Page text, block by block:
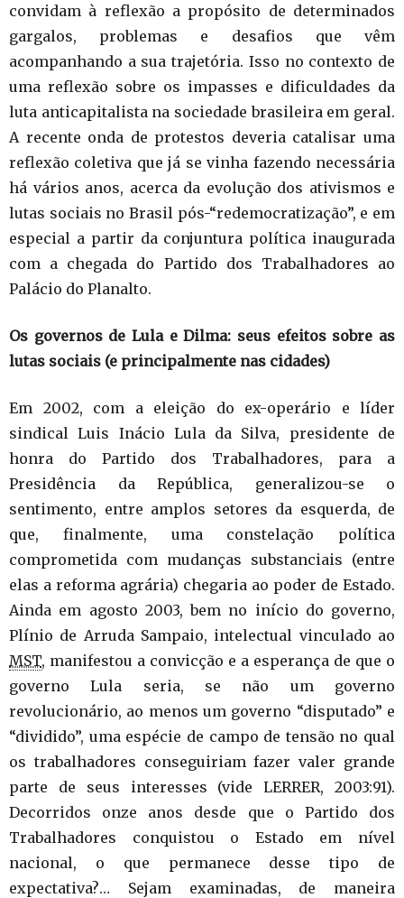
convidam à reflexão a propósito de determinados
gargalos, problemas e desafios que vêm
acompanhando a sua trajetória. Isso no contexto de
uma reflexão sobre os impasses e dificuldades da
luta anticapitalista na sociedade brasileira em geral.
A recente onda de protestos deveria catalisar uma
reflexão coletiva que já se vinha fazendo necessária
há vários anos, acerca da evolução dos ativismos e
lutas sociais no Brasil pós-“redemocratização”, e em
especial a partir da conjuntura política inaugurada
com a chegada do Partido dos Trabalhadores ao
Palácio do Planalto.
Os governos de Lula e Dilma: seus efeitos sobre as
lutas sociais (e principalmente nas cidades)
Em 2002, com a eleição do ex-operário e líder
sindical Luis Inácio Lula da Silva, presidente de
honra do Partido dos Trabalhadores, para a
Presidência da República, generalizou-se o
sentimento, entre amplos setores da esquerda, de
que, finalmente, uma constelação política
comprometida com mudanças substanciais (entre
elas a reforma agrária) chegaria ao poder de Estado.
Ainda em agosto 2003, bem no início do governo,
Plínio de Arruda Sampaio, intelectual vinculado ao
MST, manifestou a convicção e a esperança de que o
governo Lula seria, se não um governo
revolucionário, ao menos um governo “disputado” e
“dividido”, uma espécie de campo de tensão no qual
os trabalhadores conseguiriam fazer valer grande
parte de seus interesses (vide LERRER, 2003:91).
Decorridos onze anos desde que o Partido dos
Trabalhadores conquistou o Estado em nível
nacional, o que permanece desse tipo de
expectativa?… Sejam examinadas, de maneira